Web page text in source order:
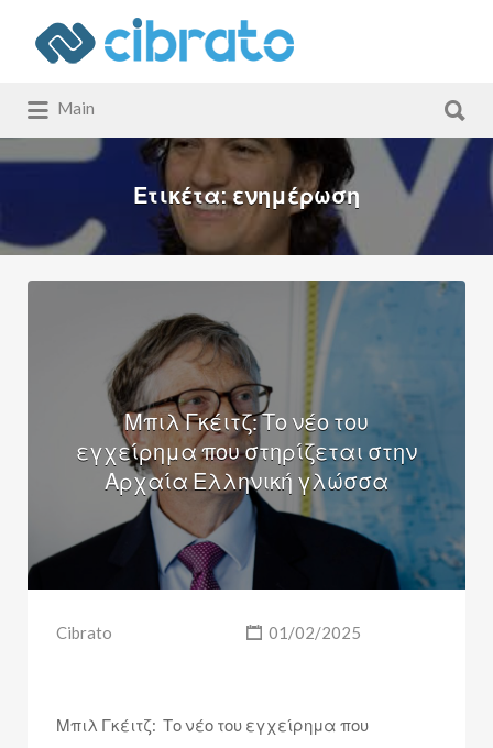
Αναζήτηση
για:
Main
για:
Ετικέτα:ενημέρωση
Μπιλ Γκέιτζ: Το νέο του
εγχείρημα που στηρίζεται στην
Αρχαία Ελληνική γλώσσα
Cibrato 01/02/2025
Μπιλ Γκέιτζ: Το νέο του εγχείρημα που